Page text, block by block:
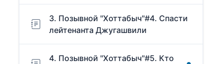
3. Позывной "Хоттабыч"#4. Спасти
лейтенанта Джугашвили
4. Позывной "Хоттабыч"#5. Кто